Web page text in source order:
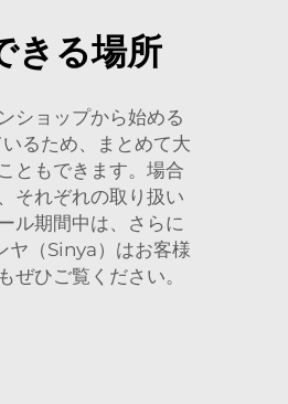
きる場所
ショップから始める
るため、まとめて大
ともできます。場合
それぞれの取り扱い
ル期間中は、さらに
ヤ（Sinya）はお客様
ひご覧ください。